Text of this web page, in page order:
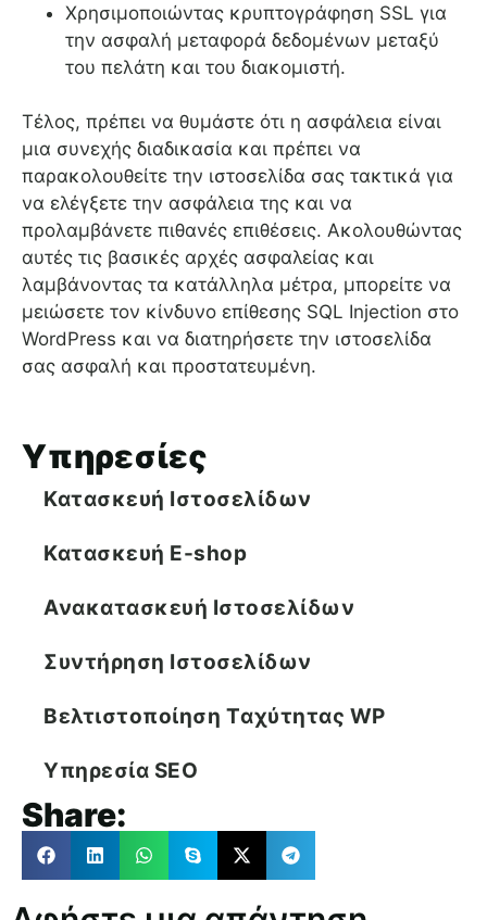
Χρησιμοποιώντας κρυπτογράφηση SSL για
την ασφαλή μεταφορά δεδομένων μεταξύ
του πελάτη και του διακομιστή.
Τέλος, πρέπει να θυμάστε ότι η ασφάλεια είναι
μια συνεχής διαδικασία και πρέπει να
παρακολουθείτε την ιστοσελίδα σας τακτικά για
να ελέγξετε την ασφάλεια της και να
προλαμβάνετε πιθανές επιθέσεις. Ακολουθώντας
αυτές τις βασικές αρχές ασφαλείας και
λαμβάνοντας τα κατάλληλα μέτρα, μπορείτε να
μειώσετε τον κίνδυνο επίθεσης SQL Injection στο
WordPress και να διατηρήσετε την ιστοσελίδα
σας ασφαλή και προστατευμένη.
Υπηρεσίες
Κατασκευή Ιστοσελίδων
Κατασκευή E-shop
Ανακατασκευή Ιστοσελίδων
Συντήρηση Ιστοσελίδων
Βελτιστοποίηση Tαχύτητας WP
Υπηρεσία SEO
Share: